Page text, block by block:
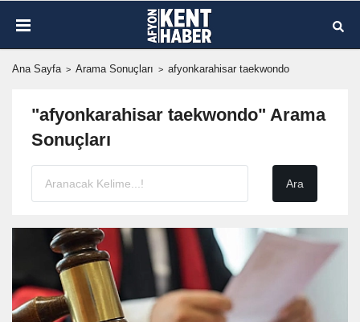
Ana Sayfa Arama Sonuçları afyonkarahisar taekwondo
"afyonkarahisar taekwondo" Arama
Sonuçları